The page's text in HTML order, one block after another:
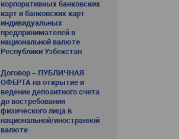
корпоративных банковских
карт и банковских карт
индивидуальных
предпринимателей в
национальной валюте
Республики Узбекстан
Договор – ПУБЛИЧНАЯ
ОФЕРТА на открытие и
ведение депозитного счета
до востребования
физического лица в
национальной/иностранной
валюте